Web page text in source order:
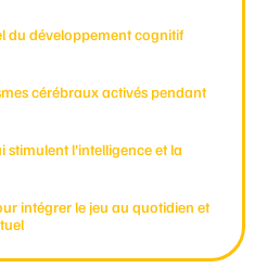
du développement cognitif
cérébraux activés pendant
l’intelligence et la
intégrer le jeu au quotidien et